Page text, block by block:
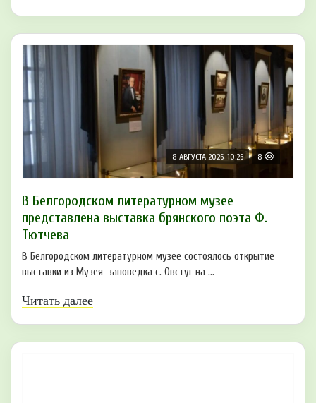
8 АВГУСТА 2026, 10:26 8
В Белгородском литературном музее
представлена выставка брянского поэта Ф.
Тютчева
В Белгородском литературном музее состоялось открытие
выставки из Музея-заповедка с. Овстуг на ...
Читать далее